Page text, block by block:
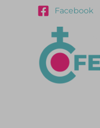
Facebook